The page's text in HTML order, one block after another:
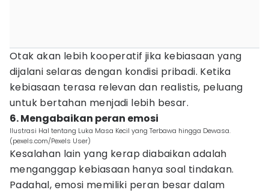
Otak akan lebih kooperatif jika kebiasaan yang
dijalani selaras dengan kondisi pribadi. Ketika
kebiasaan terasa relevan dan realistis, peluang
untuk bertahan menjadi lebih besar.
6. Mengabaikan peran emosi
Ilustrasi Hal tentang Luka Masa Kecil yang Terbawa hingga Dewasa.
(pexels.com/Pexels User)
Kesalahan lain yang kerap diabaikan adalah
menganggap kebiasaan hanya soal tindakan.
Padahal, emosi memiliki peran besar dalam